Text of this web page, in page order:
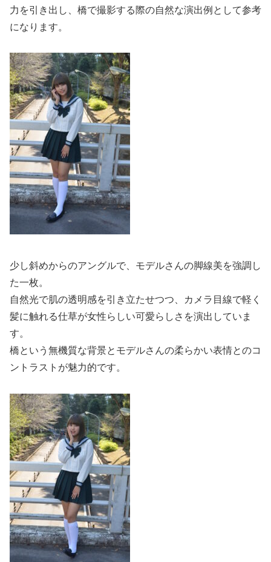
力を引き出し、橋で撮影する際の自然な演出例として参考
になります。
少し斜めからのアングルで、モデルさんの脚線美を強調し
た一枚。
自然光で肌の透明感を引き立たせつつ、カメラ目線で軽く
髪に触れる仕草が女性らしい可愛らしさを演出していま
す。
橋という無機質な背景とモデルさんの柔らかい表情とのコ
ントラストが魅力的です。